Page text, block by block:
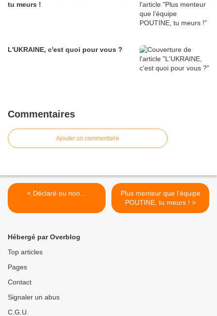
tu meurs !
L'UKRAINE, c'est quoi pour vous ?
Commentaires
Ajouter un commentaire
< Déclaré ou non…
Plus menteur que l’équipe
POUTINE, tu meurs ! >
Hébergé par Overblog
Top articles
Pages
Contact
Signaler un abus
C.G.U.